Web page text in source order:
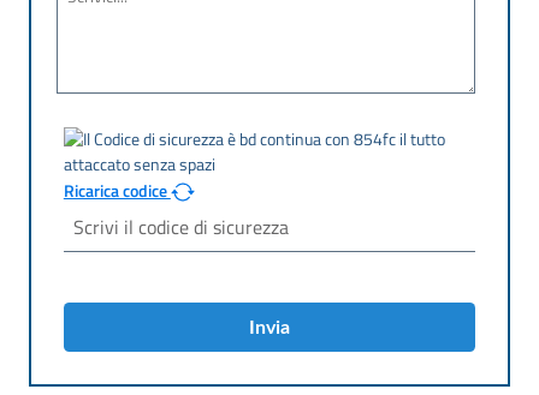
Ricarica codice
Invia